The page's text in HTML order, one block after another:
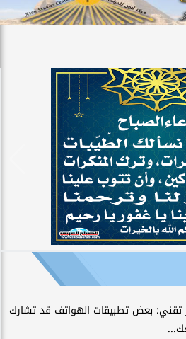
تقني: بعض تطبيقات الهواتف قد تشارك